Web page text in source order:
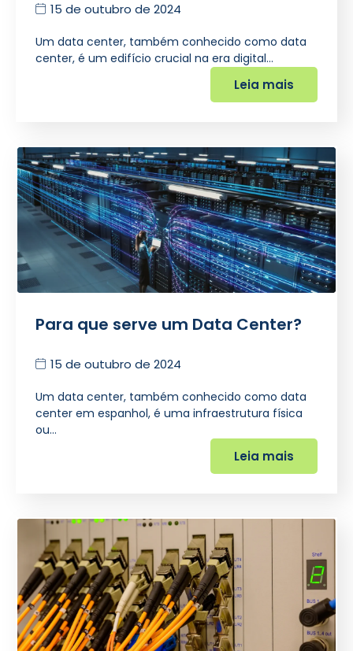
15 de outubro de 2024
Um data center, também conhecido como data
center, é um edifício crucial na era digital…
Leia mais
Para que serve um Data Center?
15 de outubro de 2024
Um data center, também conhecido como data
center em espanhol, é uma infraestrutura física
ou…
Leia mais